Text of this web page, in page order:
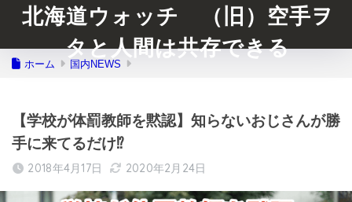
北海道ウォッチ （旧）空手ヲ
タと人間は共存できる
ホーム 国内NEWS
【学校が体罰教師を黙認】知らないおじさんが勝
手に来てるだけ⁉︎
2018年4月17日 2020年2月24日